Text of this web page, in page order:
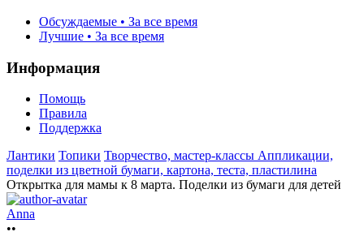
Обсуждаемые • За все время
Лучшие • За все время
Информация
Помощь
Правила
Поддержка
Лантики Топики Творчество, мастер-классы Аппликации,
поделки из цветной бумаги, картона, теста, пластилина
Открытка для мамы к 8 марта. Поделки из бумаги для детей
Anna
••